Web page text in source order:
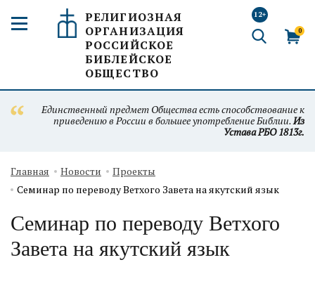
РЕЛИГИОЗНАЯ
ОРГАНИЗАЦИЯ
РОССИЙСКОЕ
БИБЛЕЙСКОЕ
ОБЩЕСТВО
12+
0
Единственный предмет Общества есть способствование к
приведению в России в большее употребление Библии.Из
Устава РБО 1813г.
Главная Новости
Проекты
Семинар по переводу Ветхого Завета на якутский язык
Семинар по переводу Ветхого
Завета на якутский язык